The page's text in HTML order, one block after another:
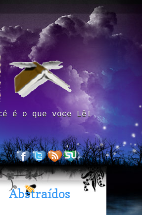
é o que voce Lê!
Abstraídos